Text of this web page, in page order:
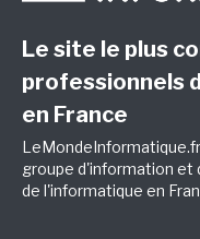
Le site le plus
professionnels
en France
groupe d'information et
de l'informatique en